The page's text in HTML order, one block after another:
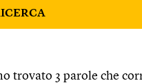
trovato 3 parole che